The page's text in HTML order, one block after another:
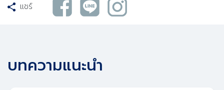
แชร์
บทความแนะนำ